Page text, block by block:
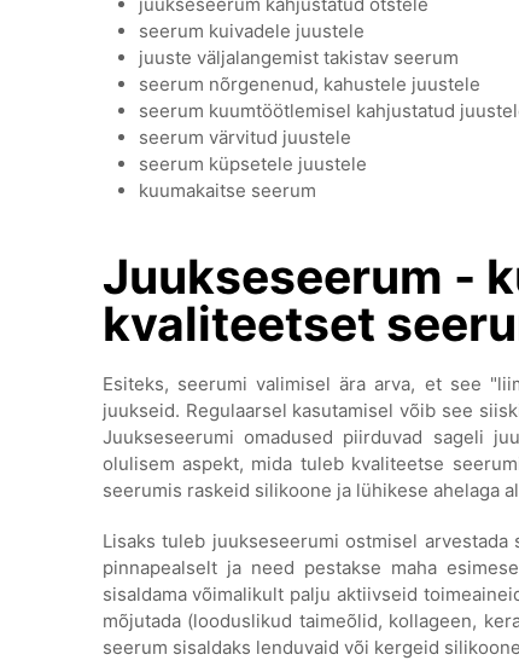
seerum kuivadele juustele
juuste väljalangemist takistav seerum
seerum nõrgenenud, kahustele juustele
seerum kuumtöötlemisel kahjustatud
seerum värvitud juustele
seerum küpsetele juustele
kuumakaitse seerum
Juukseseerum -
kvaliteetset
Esiteks, seerumi valimisel ära arva, et see
juukseid. Regulaarsel kasutamisel võib see
Juukseseerumi omadused piirduvad sageli
olulisem aspekt, mida tuleb kvaliteetse
seerumis raskeid silikoone ja lühikese ahelaga
Lisaks tuleb juukseseerumi ostmisel
pinnapealselt ja need pestakse maha
sisaldama võimalikult palju aktiivseid
mõjutada (looduslikud taimeõlid, kollageen,
seerum sisaldaks lenduvaid või kergeid